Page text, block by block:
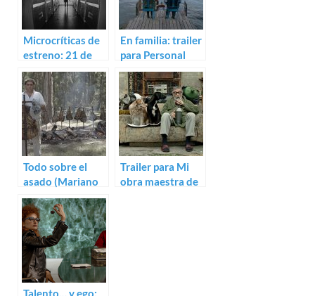
Microcríticas de
estreno: 21 de
julio (2017)
En familia: trailer
para Personal
Affairs
Todo sobre el
asado (Mariano
Cohn, Gastón
Duprat)
Trailer para Mi
obra maestra de
Talento… y ego: